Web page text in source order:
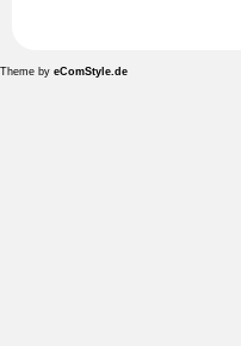
Theme by eComStyle.de